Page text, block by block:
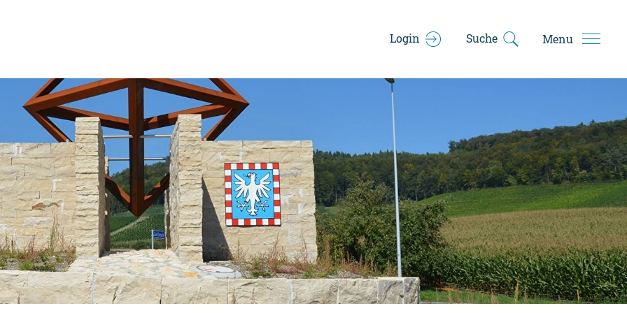
Login Suche Menu